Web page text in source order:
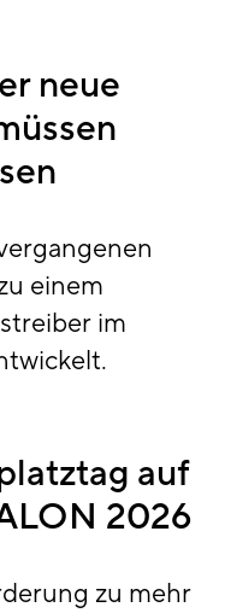
neue
einem
im
auf
2026
zu mehr